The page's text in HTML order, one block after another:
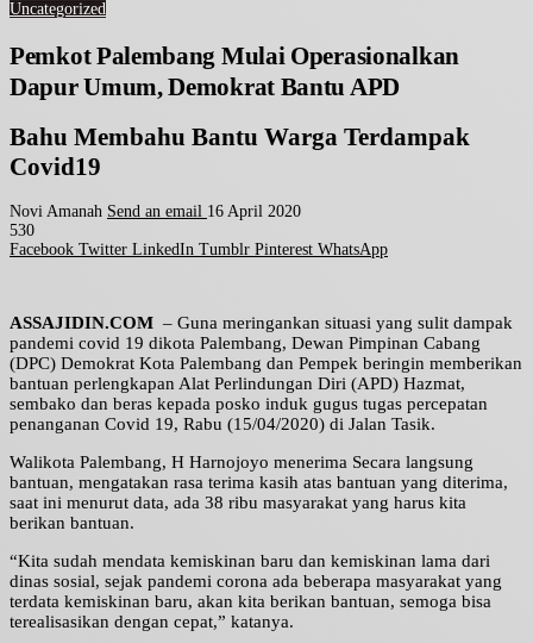
Uncategorized
Pemkot Palembang Mulai Operasionalkan
Dapur Umum, Demokrat Bantu APD
Bahu Membahu Bantu Warga Terdampak
Covid19
Novi Amanah Send an email 16 April 2020
530
Facebook Twitter LinkedIn Tumblr Pinterest WhatsApp
ASSAJIDIN.COM – Guna meringankan situasi yang sulit dampak
pandemi covid 19 dikota Palembang, Dewan Pimpinan Cabang
(DPC) Demokrat Kota Palembang dan Pempek beringin memberikan
bantuan perlengkapan Alat Perlindungan Diri (APD) Hazmat,
sembako dan beras kepada posko induk gugus tugas percepatan
penanganan Covid 19, Rabu (15/04/2020) di Jalan Tasik.
Walikota Palembang, H Harnojoyo menerima Secara langsung
bantuan, mengatakan rasa terima kasih atas bantuan yang diterima,
saat ini menurut data, ada 38 ribu masyarakat yang harus kita
berikan bantuan.
“Kita sudah mendata kemiskinan baru dan kemiskinan lama dari
dinas sosial, sejak pandemi corona ada beberapa masyarakat yang
terdata kemiskinan baru, akan kita berikan bantuan, semoga bisa
terealisasikan dengan cepat,” katanya.